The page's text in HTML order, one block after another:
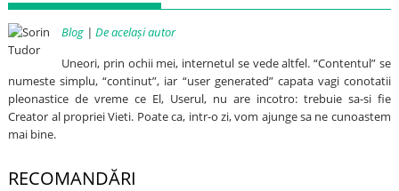
Blog |De același autor
Uneori, prin ochii mei, internetul se vede altfel. “Contentul” se
numeste simplu, “continut”, iar “user generated” capata vagi conotatii
pleonastice de vreme ce El, Userul, nu are incotro: trebuie sa-si fie
Creator al propriei Vieti. Poate ca, intr-o zi, vom ajunge sa ne cunoastem
mai bine.
RECOMANDĂRI